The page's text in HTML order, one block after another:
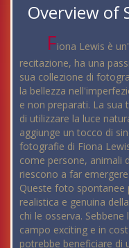
Overview of
Fiona Lewis è
recitazione, ha una
sua collezione di
la bellezza
e non preparati. La sua
di utilizzare la luce
aggiunge un tocco di
fotografie di Fiona
come persone, animali
riescono a far
Queste foto spontanee
realistica e genuina
chi le osserva.
campo exciting e in
potrebbe beneficiare di